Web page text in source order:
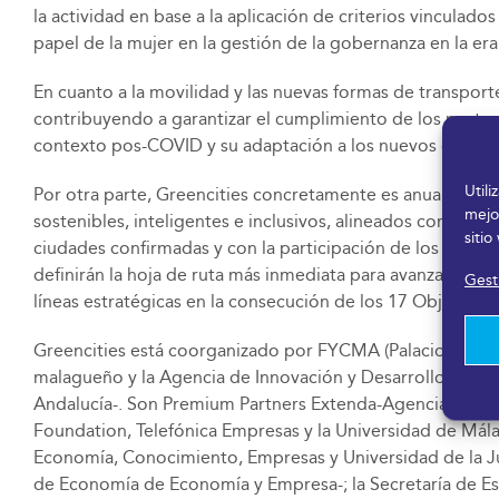
sitio
la actividad en base a la aplicación de criterios
papel de la mujer en la gestión de la gobernanza en la
En cuanto a la movilidad y las nuevas formas de
contribuyendo a garantizar el cumplimiento de los
contexto pos-COVID y su adaptación a los nuevos
Por otra parte, Greencities concretamente es
sostenibles, inteligentes e inclusivos, alineados con una
ciudades confirmadas y con la participación de los
definirán la hoja de ruta más inmediata para avanzar en
líneas estratégicas en la consecución de los 17 Objetivos
Greencities está coorganizado por FYCMA (Palacio de
malagueño y la Agencia de Innovación y Desarrollo de
Andalucía-. Son Premium Partners Extenda-Agencia
Foundation, Telefónica Empresas y la Universidad de
Economía, Conocimiento, Empresas y Universidad de la
de Economía de Economía y Empresa-; la Secretaría